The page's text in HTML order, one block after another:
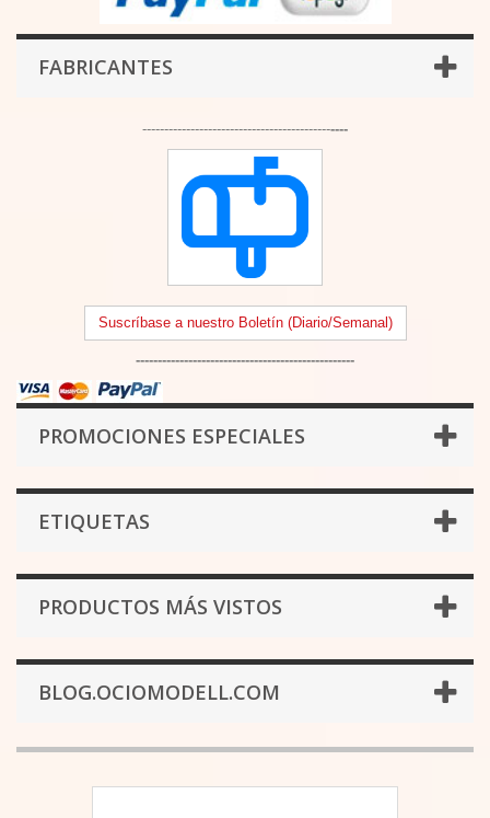
FABRICANTES
-----------------------------------------------
Suscríbase a nuestro Boletín (Diario/Semanal)
--------------------------------------------------
PROMOCIONES ESPECIALES
ETIQUETAS
PRODUCTOS MÁS VISTOS
BLOG.OCIOMODELL.COM